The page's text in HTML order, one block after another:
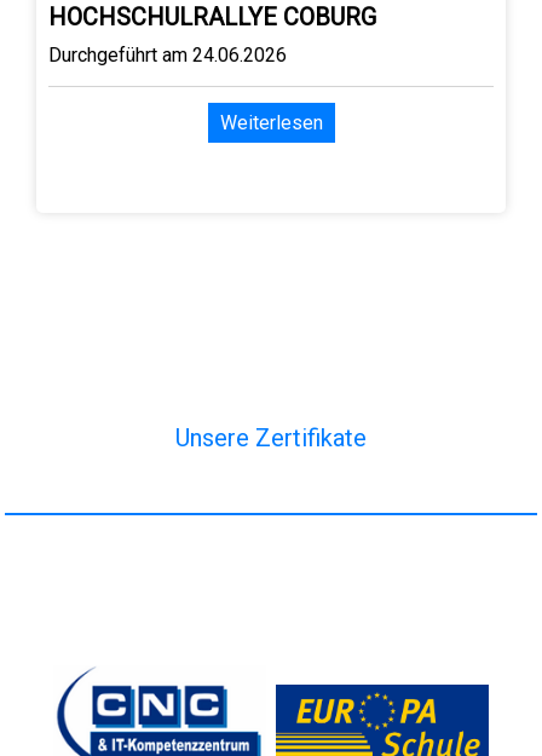
HOCHSCHULRALLYE COBURG
Durchgeführt am 24.06.2026
Weiterlesen
Unsere Zertifikate